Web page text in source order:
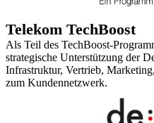
Telekom TechBoost
Als Teil des TechBoost-
strategische Unterstützung der
Infrastruktur, Vertrieb,
zum Kundennetzwerk.